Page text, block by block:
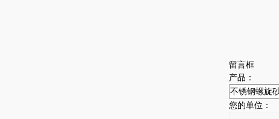
留言框
产品：
您的单位：